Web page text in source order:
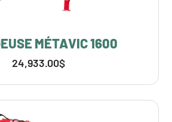
MÉTAVIC 1600
24,933.00$